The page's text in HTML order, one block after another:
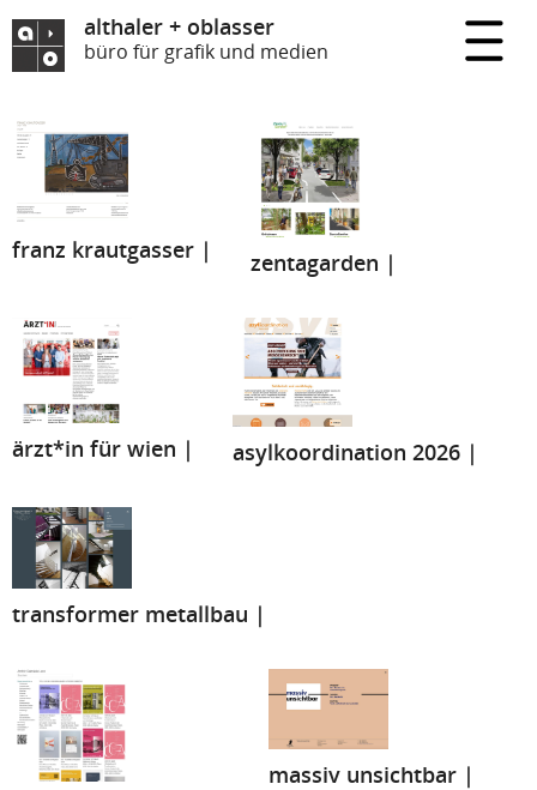
althaler + oblasser
büro für grafik und medien
franz krautgasser | zentagarden |
ärzt*in für wien | asylkoordination 2026 |
transformer metallbau |
massiv unsichtbar |